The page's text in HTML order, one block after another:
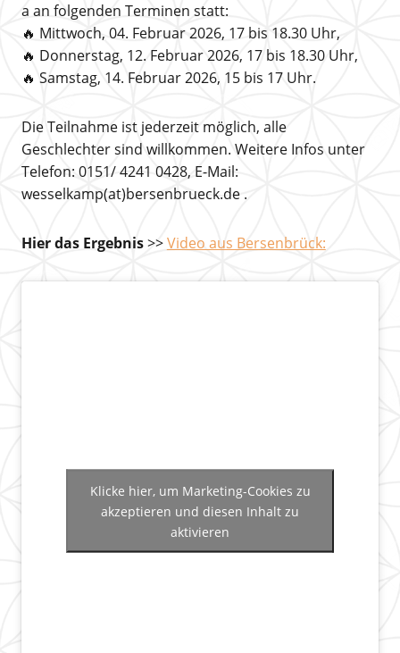
a an folgenden Terminen statt:
🔥 Mittwoch, 04. Februar 2026, 17 bis 18.30 Uhr,
🔥 Donnerstag, 12. Februar 2026, 17 bis 18.30 Uhr,
🔥 Samstag, 14. Februar 2026, 15 bis 17 Uhr.
Die Teilnahme ist jederzeit möglich, alle
Geschlechter sind willkommen. Weitere Infos unter
Telefon: 0151/ 4241 0428, E-Mail:
wesselkamp(at)bersenbrueck.de .
Hier das Ergebnis>>Video aus Bersenbrück:
Klicke hier, um Marketing-Cookies zu
akzeptieren und diesen Inhalt zu
aktivieren